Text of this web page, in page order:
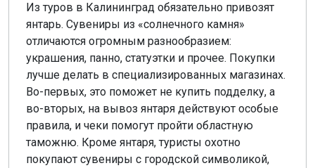
Из туров в Калининград обязательно привозят
янтарь. Сувениры из «солнечного камня»
отличаются огромным разнообразием:
украшения, панно, статуэтки и прочее. Покупки
лучше делать в специализированных магазинах.
Во-первых, это поможет не купить подделку, а
во-вторых, на вывоз янтаря действуют особые
правила, и чеки помогут пройти областную
таможню. Кроме янтаря, туристы охотно
покупают сувениры с городской символикой,